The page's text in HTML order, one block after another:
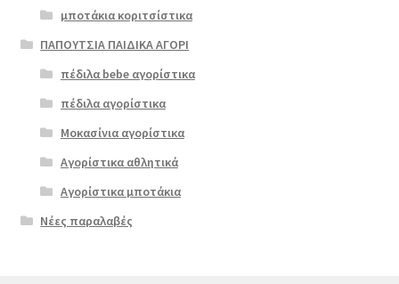
μποτάκια κοριτσίστικα
ΠΑΠΟΥΤΣΙΑ ΠΑΙΔΙΚΑ ΑΓΟΡΙ
πέδιλα bebe αγορίστικα
πέδιλα αγορίστικα
Μοκασίνια αγορίστικα
Αγορίστικα αθλητικά
Αγορίστικα μποτάκια
Νέες παραλαβές